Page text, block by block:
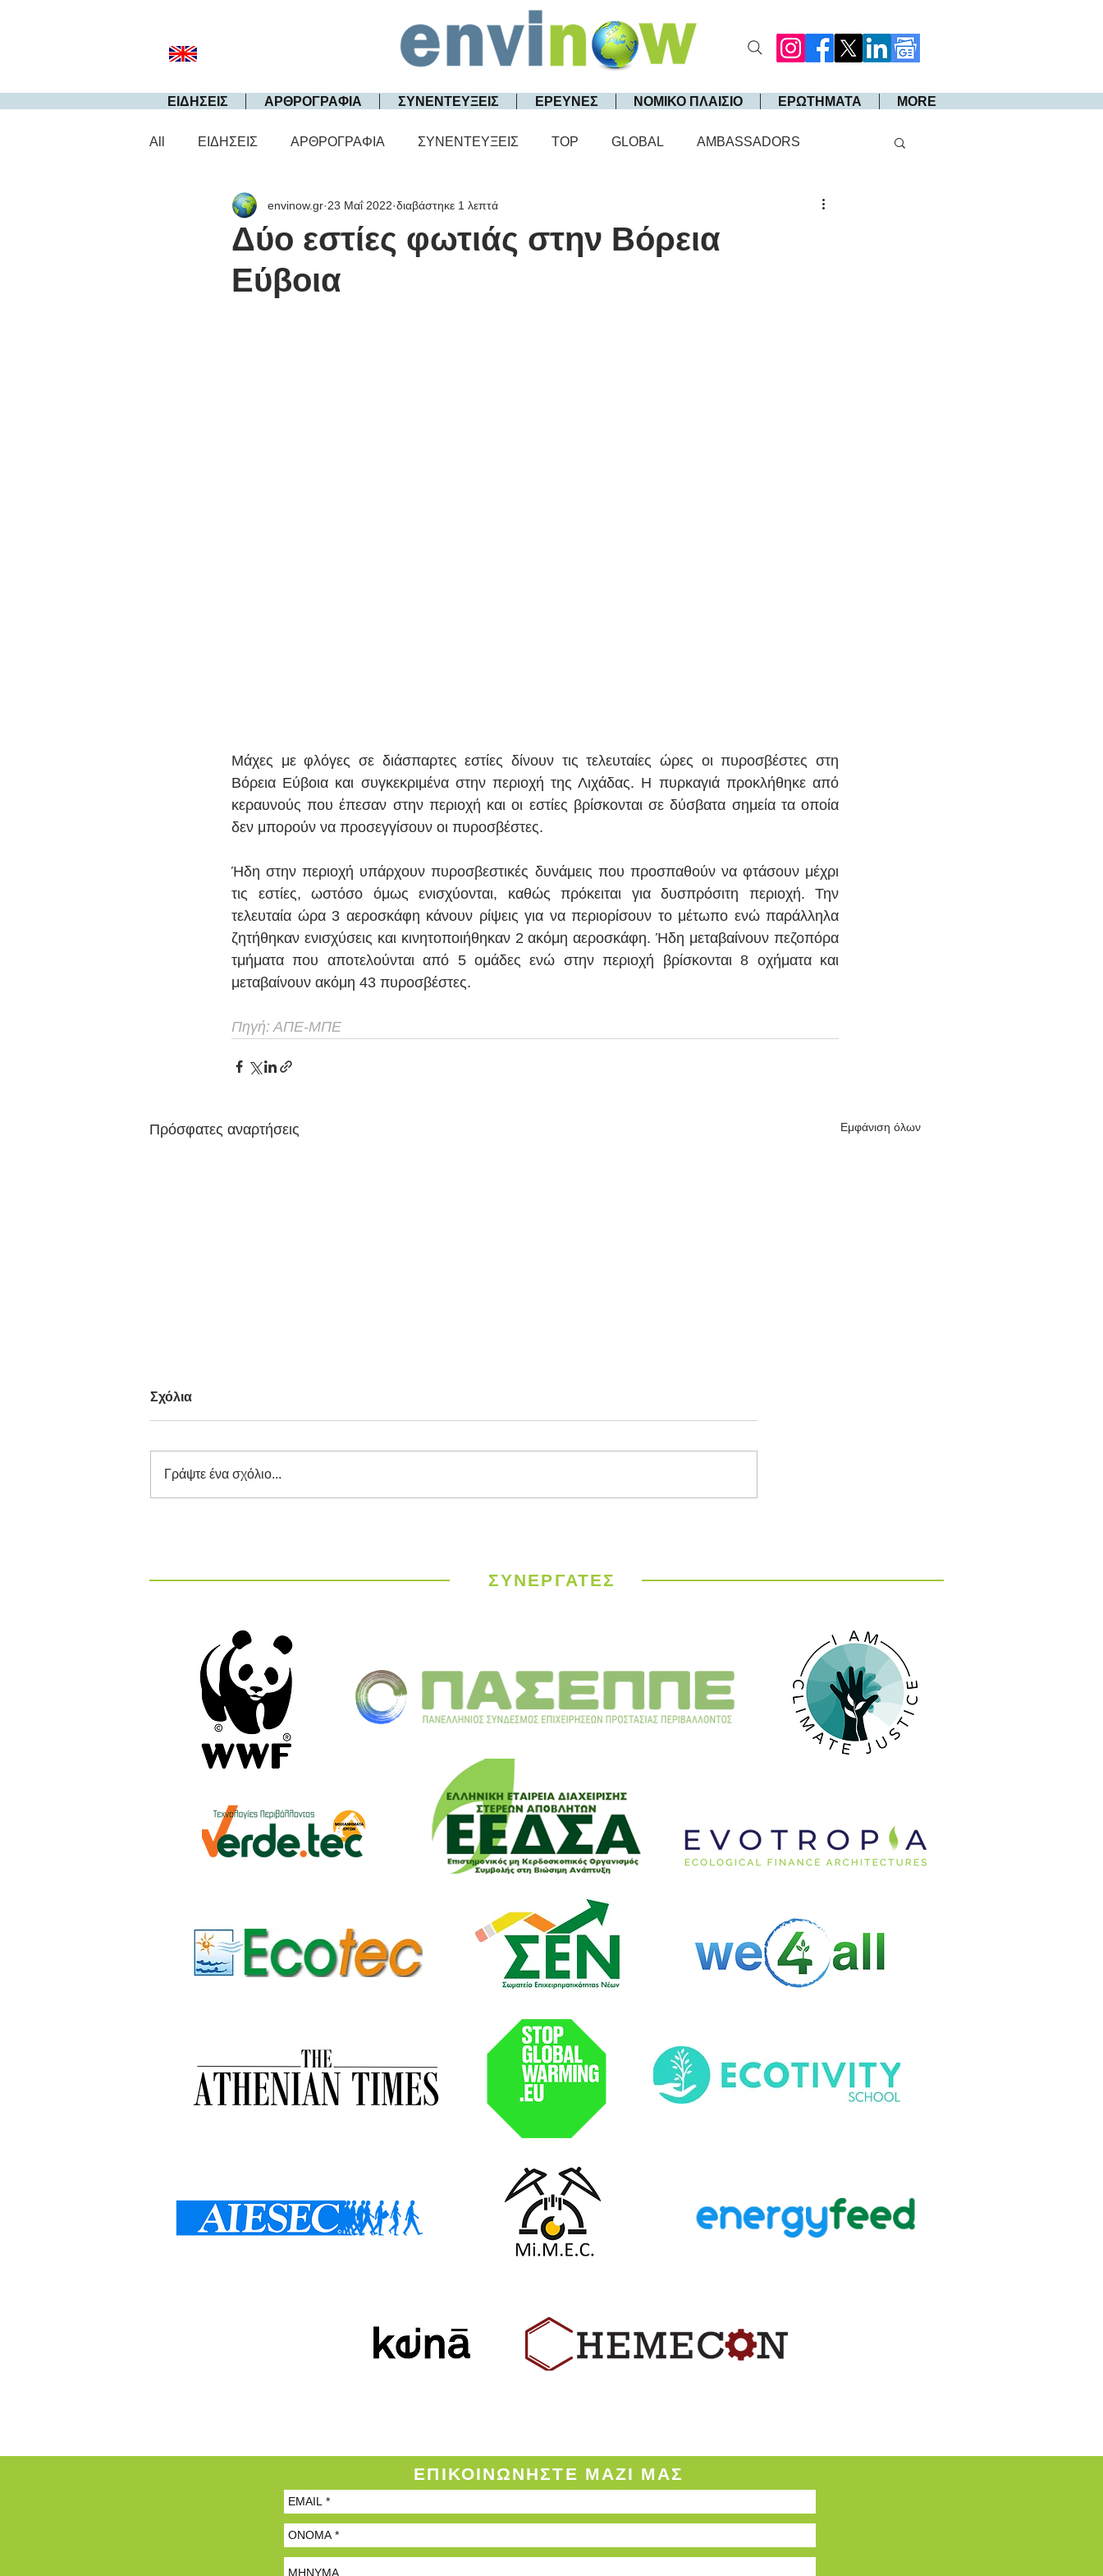
ΕΙΔΗΣΕΙΣ ΑΡΘΡΟΓΡΑΦΙΑ ΣΥΝΕΝΤΕΥΞΕΙΣ ΕΡΕΥΝΕΣ ΝΟΜΙΚΟ ΠΛΑΙΣΙΟ ΕΡΩΤΗΜΑΤΑ MORE
All ΕΙΔΗΣΕΙΣ ΑΡΘΡΟΓΡΑΦΙΑ ΣΥΝΕΝΤΕΥΞΕΙΣ TOP GLOBAL AMBASSADORS
Δύο εστίες φωτιάς στην Βόρεια
Εύβοια
envinow.gr 23 Μαΐ 2022 διαβάστηκε 1 λεπτά
Μάχες με φλόγες σε διάσπαρτες εστίες δίνουν τις τελευταίες ώρες οι πυροσβέστες στη
Βόρεια Εύβοια και συγκεκριμένα στην περιοχή της Λιχάδας. Η πυρκαγιά προκλήθηκε από
κεραυνούς που έπεσαν στην περιοχή και οι εστίες βρίσκονται σε δύσβατα σημεία τα οποία
δεν μπορούν να προσεγγίσουν οι πυροσβέστες.
Ήδη στην περιοχή υπάρχουν πυροσβεστικές δυνάμεις που προσπαθούν να φτάσουν μέχρι
τις εστίες, ωστόσο όμως ενισχύονται, καθώς πρόκειται για δυσπρόσιτη περιοχή. Την
τελευταία ώρα 3 αεροσκάφη κάνουν ρίψεις για να περιορίσουν το μέτωπο ενώ παράλληλα
ζητήθηκαν ενισχύσεις και κινητοποιήθηκαν 2 ακόμη αεροσκάφη. Ήδη μεταβαίνουν πεζοπόρα
τμήματα που αποτελούνται από 5 ομάδες ενώ στην περιοχή βρίσκονται 8 οχήματα και
μεταβαίνουν ακόμη 43 πυροσβέστες.
Πηγή: ΑΠΕ-ΜΠΕ
Πρόσφατες αναρτήσεις Εμφάνιση όλων
καύσωνας σαρώνει την
Ευρώπη
Σχόλια
Γράψτε ένα σχόλιο...
ΣΥΝΕΡΓΑΤΕΣ
ΕΠΙΚΟΙΝΩΝΗΣΤΕ ΜΑΖΙ ΜΑΣ